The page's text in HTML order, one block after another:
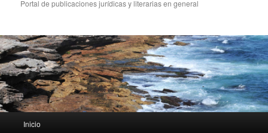
Portal de publicaciones jurídicas y literarias en general
Skip to primary content
Skip to secondary content
Inicio